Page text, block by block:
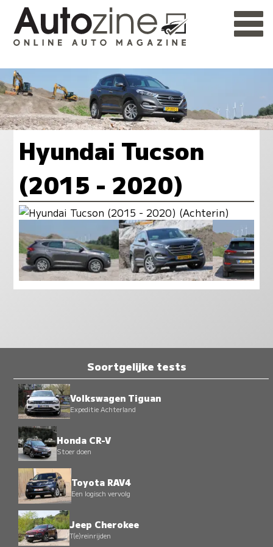
Hyundai Tucson
(2015 - 2020)
Soortgelijke tests
Volkswagen Tiguan
Expeditie Achterland
Honda CR-V
Stoer doen
Toyota RAV4
Een logisch vervolg
Jeep Cherokee
T(e)reinrijden